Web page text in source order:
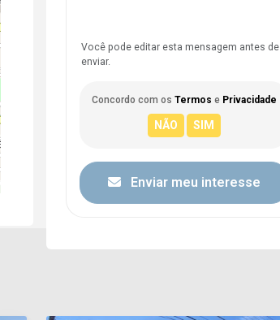
Você pode editar esta mensagem antes de
enviar.
Concordo com os Termos e Privacidade
Enviar meu interesse